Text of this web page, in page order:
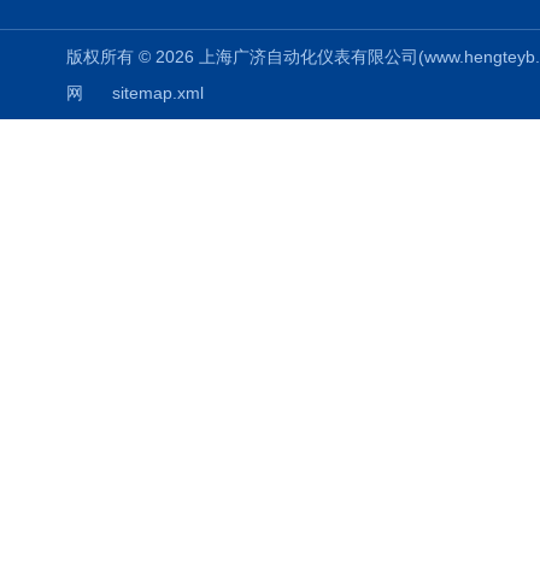
版权所有 © 2026 上海广济自动化仪表有限公司
网
sitemap.xml